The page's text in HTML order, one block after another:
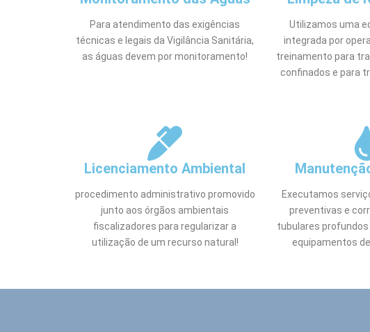
Para atendimento das exigências
técnicas e legais da Vigilância Sanitária,
as águas devem por monitoramento!
Utilizamos uma
integrada por
treinamento para
confinados e para
Licenciamento Ambiental
procedimento administrativo promovido
junto aos órgãos ambientais
fiscalizadores para regularizar a
utilização de um recurso natural!
Executamos
preventivas e
tubulares
equipamentos